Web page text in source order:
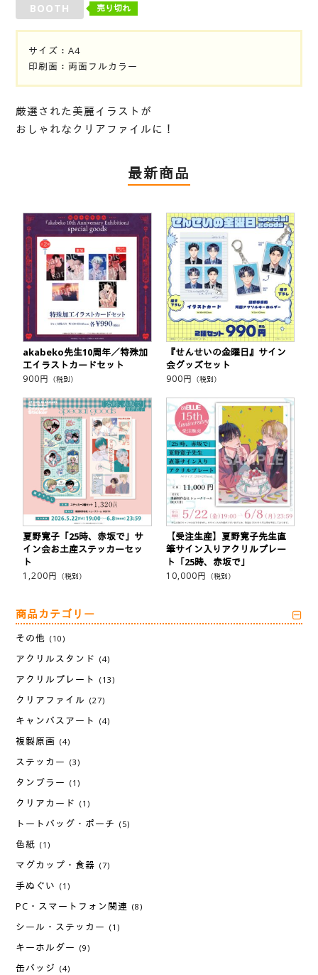
BOOTH 売り切れ
サイズ：A4
印刷面：両面フルカラー
厳選された美麗イラストが
おしゃれなクリアファイルに！
最新商品
akabeko先生10周年／特殊加
工イラストカードセット
900円 （税別）
『せんせいの金曜日』サイン
会グッズセット
900円 （税別）
夏野寛子「25時、赤坂で」サ
イン会お土産ステッカーセッ
ト
1,200円 （税別）
【受注生産】夏野寛子先生直
筆サイン入りアクリルプレー
ト「25時、赤坂で」
10,000円 （税別）
商品カテゴリー
その他 (10)
アクリルスタンド (4)
アクリルプレート (13)
クリアファイル (27)
キャンバスアート (4)
複製原画 (4)
ステッカー (3)
タンブラー (1)
クリアカード (1)
トートバッグ・ポーチ (5)
色紙 (1)
マグカップ・食器 (7)
手ぬぐい (1)
PC・スマートフォン関連 (8)
シール・ステッカー (1)
キーホルダー (9)
缶バッジ (4)